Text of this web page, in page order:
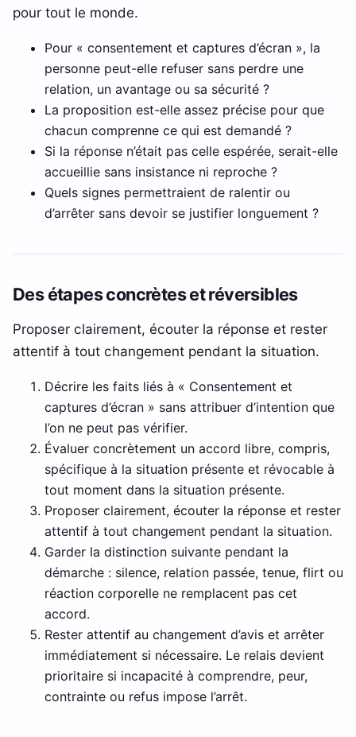
pour tout le monde.
Pour « consentement et captures d’écran », la
personne peut-elle refuser sans perdre une
relation, un avantage ou sa sécurité ?
La proposition est-elle assez précise pour que
chacun comprenne ce qui est demandé ?
Si la réponse n’était pas celle espérée, serait-elle
accueillie sans insistance ni reproche ?
Quels signes permettraient de ralentir ou
d’arrêter sans devoir se justifier longuement ?
Des étapes concrètes et réversibles
Proposer clairement, écouter la réponse et rester
attentif à tout changement pendant la situation.
Décrire les faits liés à « Consentement et
captures d’écran » sans attribuer d’intention que
l’on ne peut pas vérifier.
Évaluer concrètement un accord libre, compris,
spécifique à la situation présente et révocable à
tout moment dans la situation présente.
Proposer clairement, écouter la réponse et rester
attentif à tout changement pendant la situation.
Garder la distinction suivante pendant la
démarche : silence, relation passée, tenue, flirt ou
réaction corporelle ne remplacent pas cet
accord.
Rester attentif au changement d’avis et arrêter
immédiatement si nécessaire. Le relais devient
prioritaire si incapacité à comprendre, peur,
contrainte ou refus impose l’arrêt.